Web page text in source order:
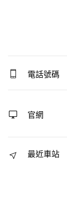
電話號碼
官網
最近車站